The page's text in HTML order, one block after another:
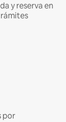
y reserva en
por